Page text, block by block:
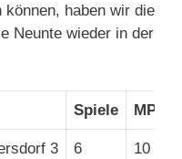
haben wir die
Neunte wieder in der
Spiele MP
3 6 10